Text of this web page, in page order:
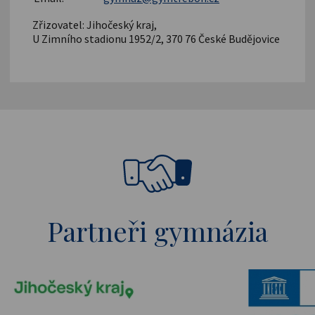
Zřizovatel: Jihočeský kraj,
U Zimního stadionu 1952/2, 370 76 České Budějovice
Partneři gymnázia